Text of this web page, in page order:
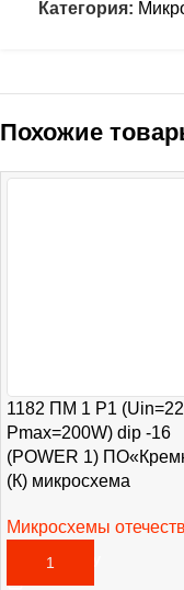
Категория:
Похожие
1182 ПМ 1 Р1
Pmax=200W) dip -16
(POWER 1)
(К) микросхема
Микросхемы
В КОРЗИНУ